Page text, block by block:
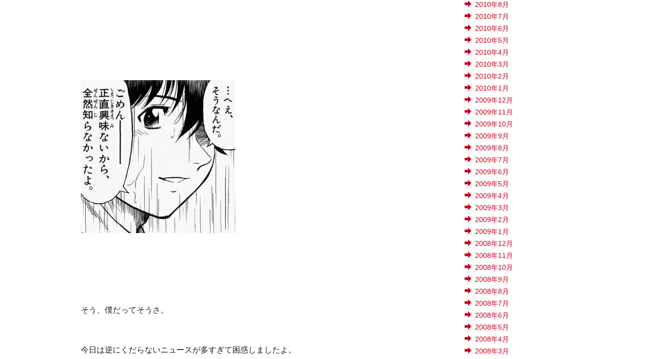
そう、僕だってそうさ。
今日は逆にくだらないニュースが多すぎて困惑しましたよ。
2010年8月
2010年7月
2010年6月
2010年5月
2010年4月
2010年3月
2010年2月
2010年1月
2009年12月
2009年11月
2009年10月
2009年9月
2009年8月
2009年7月
2009年6月
2009年5月
2009年4月
2009年3月
2009年2月
2009年1月
2008年12月
2008年11月
2008年10月
2008年9月
2008年8月
2008年7月
2008年6月
2008年5月
2008年4月
2008年3月